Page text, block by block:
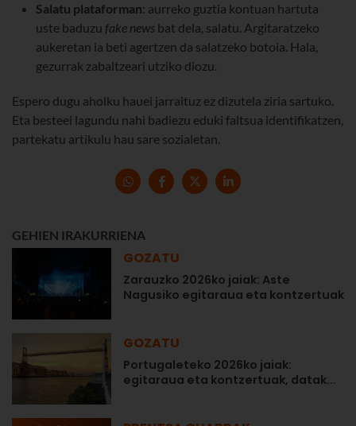
Salatu plataforman: aurreko guztia kontuan hartuta
uste baduzu fake news bat dela, salatu. Argitaratzeko
aukeretan ia beti agertzen da salatzeko botoia. Hala,
gezurrak zabaltzeari utziko diozu.
Espero dugu aholku hauei jarraituz ez dizutela ziria sartuko.
Eta besteei lagundu nahi badiezu eduki faltsua identifikatzen,
partekatu artikulu hau sare sozialetan.
GEHIEN IRAKURRIENA
GOZATU
Zarauzko 2026ko jaiak: Aste
Nagusiko egitaraua eta kontzertuak
GOZATU
Portugaleteko 2026ko jaiak:
egitaraua eta kontzertuak, datak...